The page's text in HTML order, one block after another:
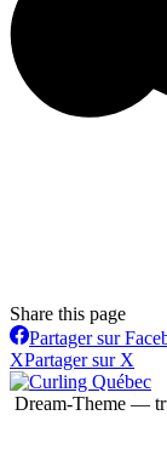
Share this page
Partager sur
XPartager sur X
Dream-Theme —